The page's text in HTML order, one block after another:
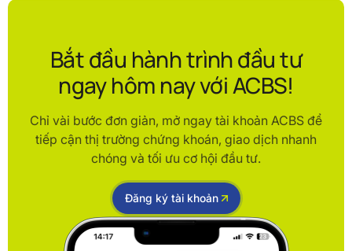
Bắt đầu hành trình đầu tư
ngay hôm nay với ACBS!
Chỉ vài bước đơn giản, mở ngay tài khoản ACBS để
tiếp cận thị trường chứng khoán, giao dịch nhanh
chóng và tối ưu cơ hội đầu tư.
Đăng ký tài khoản